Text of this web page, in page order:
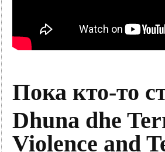
Пока кто-то
Dhuna dhe
Violence and